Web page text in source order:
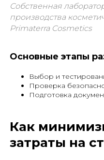
Собственная
производства
Primaterra Cosmetics
Основные этапы
Выбор и
Проверка
Подготовка
Как
затраты на